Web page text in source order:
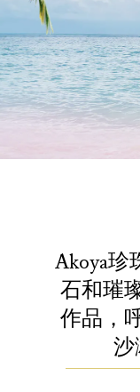
Akoya珍
石和璀
作品，
沙